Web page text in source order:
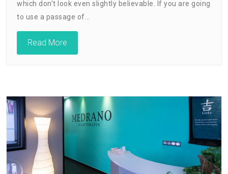
which don’t look even slightly believable. If you are going
to use a passage of…
Read More